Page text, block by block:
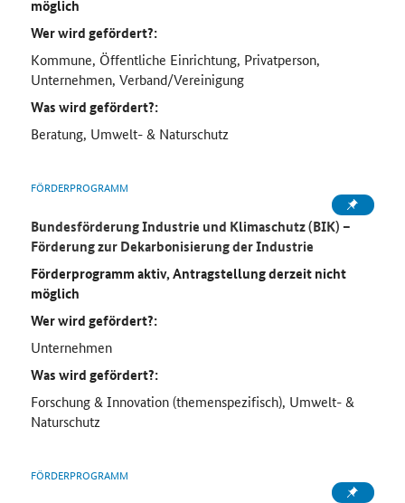
möglich
Wer wird gefördert?:
Kommune, Öffentliche Einrichtung, Privatperson,
Unternehmen, Verband/Vereinigung
Was wird gefördert?:
Beratung, Umwelt- & Naturschutz
FÖRDERPROGRAMM
Bundesförderung Industrie und Klimaschutz (BIK) –
Förderung zur Dekarbonisierung der Industrie
Förderprogramm aktiv, Antragstellung derzeit nicht
möglich
Wer wird gefördert?:
Unternehmen
Was wird gefördert?:
Forschung & Innovation (themenspezifisch), Umwelt- &
Naturschutz
FÖRDERPROGRAMM